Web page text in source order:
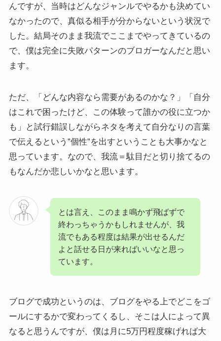
んですが、当時はどんなジャンルでやるかも決めてい
なかったので、真似る相手が分からないという状況で
した。結局そのまま我流でここまでやってきているの
で、僕は完全に失敗パターンのブロガーなんだと思い
ます。
ただ、「どんな内容なら需要があるのかな？」「自分
はこれで困ったけど、この体験って誰かの役に立つか
も」と試行錯誤しながらネタを考えて自分なりの言葉
で伝えるという”個性”を出すということも大事かなと
思っています。なので、我流＝駄目だと切り捨てるの
もなんだか悲しいかなと思います。
とは言え、このまま鳴かず飛ばずで
終わっちゃうかもしれませんが、我
流でもある程度は結果が出せるんだ
よと話せる日が来ればいいなと思っ
ています。
ブログで成功というのは、ブログをやる上でどこをゴ
ールにするかで変わってくるし、そこは人によって異
なると思うんですが、僕は月に5万円程度稼げれば大